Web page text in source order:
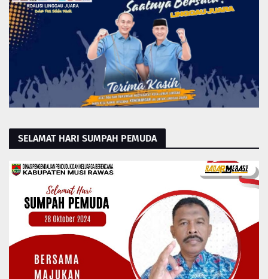
SELAMAT HARI SUMPAH PEMUDA